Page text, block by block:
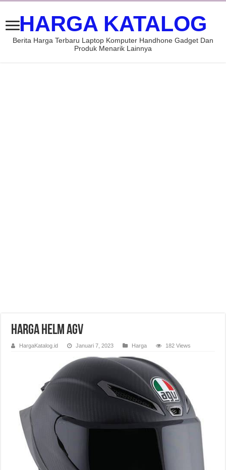
HARGA KATALOG
Berita Harga Terbaru Laptop Komputer Handhone Gadget Dan
Produk Menarik Lainnya
Harga Helm AGV
HargaKatalog.id Januari 7, 2023 Harga 182 Views